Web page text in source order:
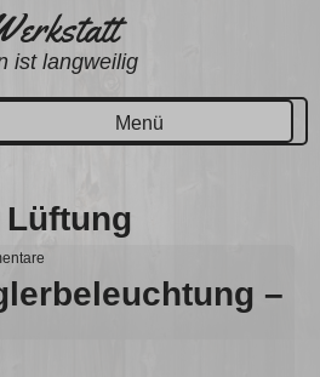
ist langweilig
Menü
Lüftung
–